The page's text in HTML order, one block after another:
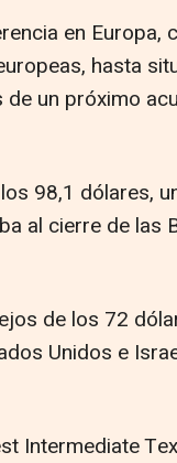
en Europa,
hasta
un próximo
98,1 dólares,
al cierre de las
de los 72
Unidos e
Intermediate